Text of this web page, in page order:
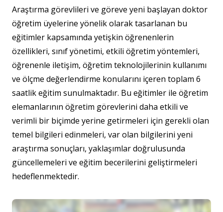
Araştırma görevlileri ve göreve yeni başlayan doktor
öğretim üyelerine yönelik olarak tasarlanan bu
eğitimler kapsamında yetişkin öğrenenlerin
özellikleri, sınıf yönetimi, etkili öğretim yöntemleri,
öğrenenle iletişim, öğretim teknolojilerinin kullanımı
ve ölçme değerlendirme konularını içeren toplam 6
saatlik eğitim sunulmaktadır. Bu eğitimler ile öğretim
elemanlarının öğretim görevlerini daha etkili ve
verimli bir biçimde yerine getirmeleri için gerekli olan
temel bilgileri edinmeleri, var olan bilgilerini yeni
araştırma sonuçları, yaklaşımlar doğrulusunda
güncellemeleri ve eğitim becerilerini geliştirmeleri
hedeflenmektedir.